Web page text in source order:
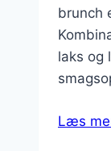
brunch
laks og
Læs